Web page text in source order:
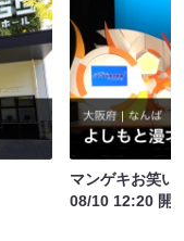
マンゲキお笑い
08/10 12:20 開